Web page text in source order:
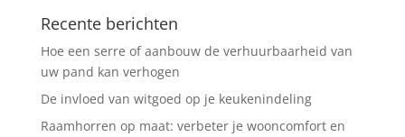
Recente berichten
Hoe een serre of aanbouw de verhuurbaarheid van
uw pand kan verhogen
De invloed van witgoed op je keukenindeling
Raamhorren op maat: verbeter je wooncomfort en